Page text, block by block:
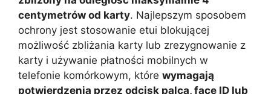
centymetrów od karty. Najlepszym sposobem
ochrony jest stosowanie etui blokującej
możliwość zbliżania karty lub zrezygnowanie z
karty i używanie płatności mobilnych w
telefonie komórkowym, które wymagają
potwierdzenia przez odcisk palca, face ID lub